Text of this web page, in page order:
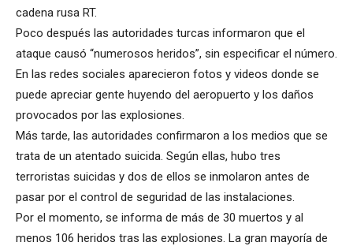
cadena rusa RT.
Poco después las autoridades turcas informaron que el
ataque causó “numerosos heridos”, sin especificar el número.
En las redes sociales aparecieron fotos y videos donde se
puede apreciar gente huyendo del aeropuerto y los daños
provocados por las explosiones.
Más tarde, las autoridades confirmaron a los medios que se
trata de un atentado suicida. Según ellas, hubo tres
terroristas suicidas y dos de ellos se inmolaron antes de
pasar por el control de seguridad de las instalaciones.
Por el momento, se informa de más de 30 muertos y al
menos 106 heridos tras las explosiones. La gran mayoría de